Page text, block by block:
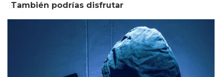
También podrías disfrutar